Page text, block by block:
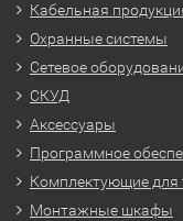
Кабельная
Охранные системы
Сетевое
СКУД
Аксессуары
Программное
Комплектующие для
Монтажные шкафы